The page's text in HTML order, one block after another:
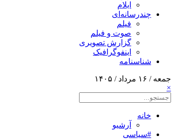
ایلام
چندرسانه‌ای
فیلم
صوت و فیلم
گزارش تصویری
اینفوگرافیک
شناسنامه
جمعه / ۱۶ مرداد / ۱۴۰۵
×
خانه
آرشیو
#سیاسی